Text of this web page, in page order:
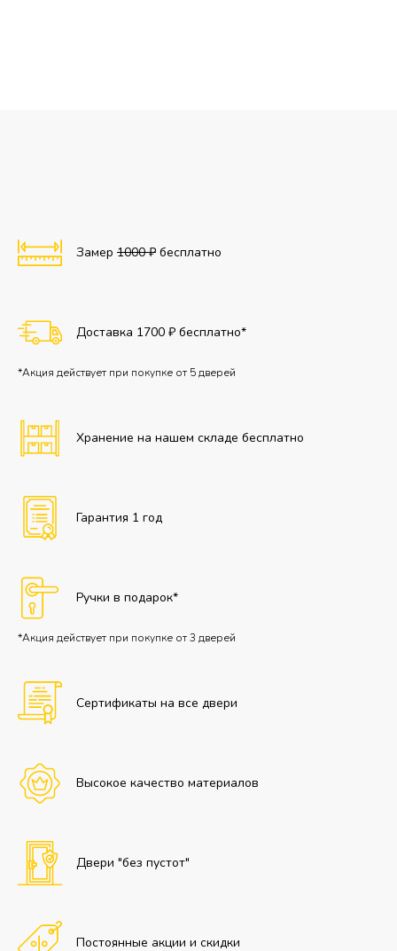
Замер 1000 ₽ бесплатно
Доставка 1700 ₽ бесплатно*
*Акция действует при покупке от 5 дверей
Хранение на нашем складе бесплатно
Гарантия 1 год
Ручки в подарок*
*Акция действует при покупке от 3 дверей
Сертификаты на все двери
Высокое качество материалов
Двери "без пустот"
Постоянные акции и скидки